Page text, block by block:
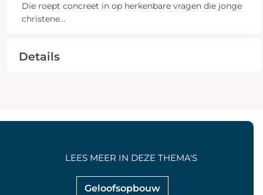
Die roept concreet in op herkenbare vragen die jonge
christene...
Details
Geloofsopbouw
LEES MEER IN DEZE THEMA'S